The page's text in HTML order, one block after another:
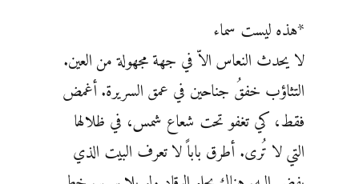
*هذه ليست سماء
لا يحدث النعاس الاّ في جهة مجهولة من العين.
التثاؤب خفقُ جناحين في عمق السريرة. أغمض
فقط، كي تغفو تحت شعاع شمس، في ظلالها
التي لا تُرى. أطرق باباً لا تعرف البيت الذي